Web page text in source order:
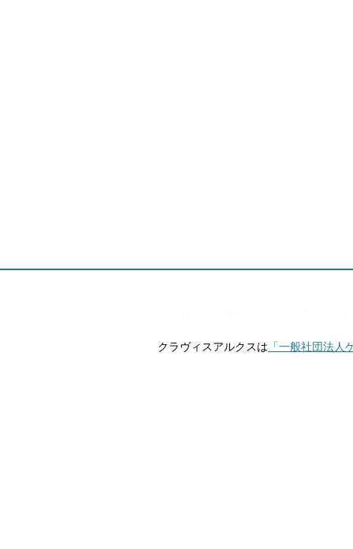
クラヴィスアルクスは 「一般社団法人